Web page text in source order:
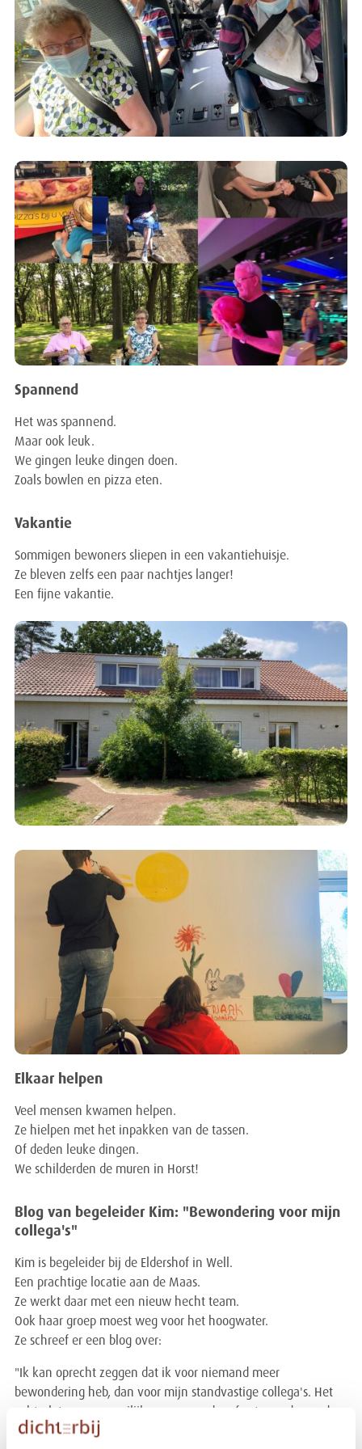
Spannend
Het was spannend.
Maar ook leuk.
We gingen leuke dingen doen.
Zoals bowlen en pizza eten.
Vakantie
Sommigen bewoners sliepen in een vakantiehuisje.
Ze bleven zelfs een paar nachtjes langer!
Een fijne vakantie.
Elkaar helpen
Veel mensen kwamen helpen.
Ze hielpen met het inpakken van de tassen.
Of deden leuke dingen.
We schilderden de muren in Horst!
Blog van begeleider Kim: "Bewondering voor mijn
collega's"
Kim is begeleider bij de Eldershof in Well.
Een prachtige locatie aan de Maas.
Ze werkt daar met een nieuw hecht team.
Ook haar groep moest weg voor het hoogwater.
Ze schreef er een blog over:
"Ik kan oprecht zeggen dat ik voor niemand meer
bewondering heb, dan voor mijn standvastige collega's. Het
bewoners. Na een bijzonder jaar tijdens een pandemie kwam